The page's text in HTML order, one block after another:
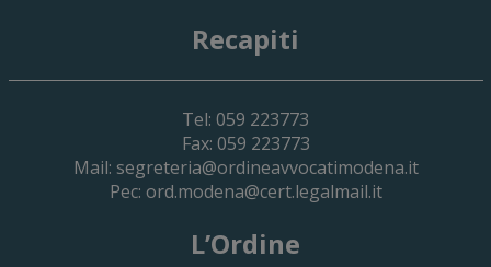
Recapiti
Tel: 059 223773
Fax: 059 223773
Mail: segreteria@ordineavvocatimodena.it
Pec: ord.modena@cert.legalmail.it
L’Ordine